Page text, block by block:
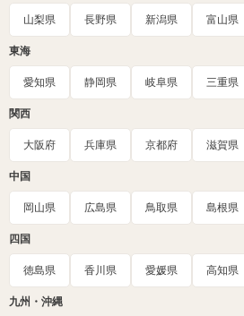
山梨県 長野県 新潟県 富山県
東海
愛知県 静岡県 岐阜県 三重県
関西
大阪府 兵庫県 京都府 滋賀県
中国
岡山県 広島県 鳥取県 島根県
四国
徳島県 香川県 愛媛県 高知県
九州・沖縄